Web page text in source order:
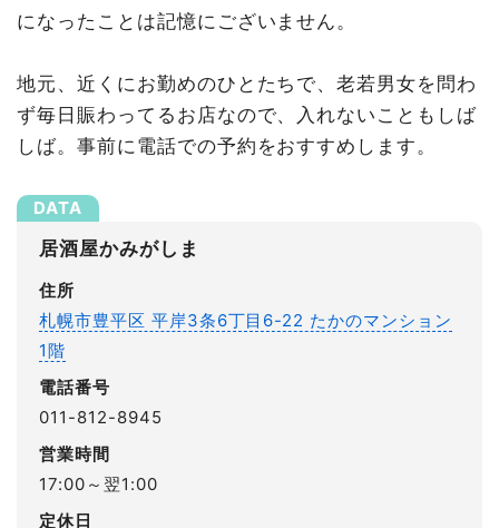
になったことは記憶にございません。
地元、近くにお勤めのひとたちで、老若男女を問わ
ず毎日賑わってるお店なので、入れないこともしば
しば。事前に電話での予約をおすすめします。
居酒屋かみがしま
住所
札幌市豊平区 平岸3条6丁目6-22 たかのマンション
1階
電話番号
011-812-8945
営業時間
17:00～翌1:00
定休日